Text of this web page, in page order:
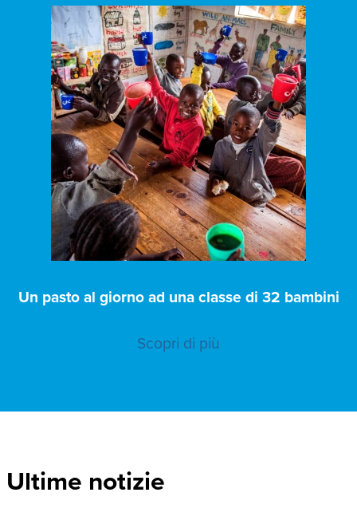
Un pasto al giorno ad una classe di 32 bambini
Scopri di più
Ultime notizie